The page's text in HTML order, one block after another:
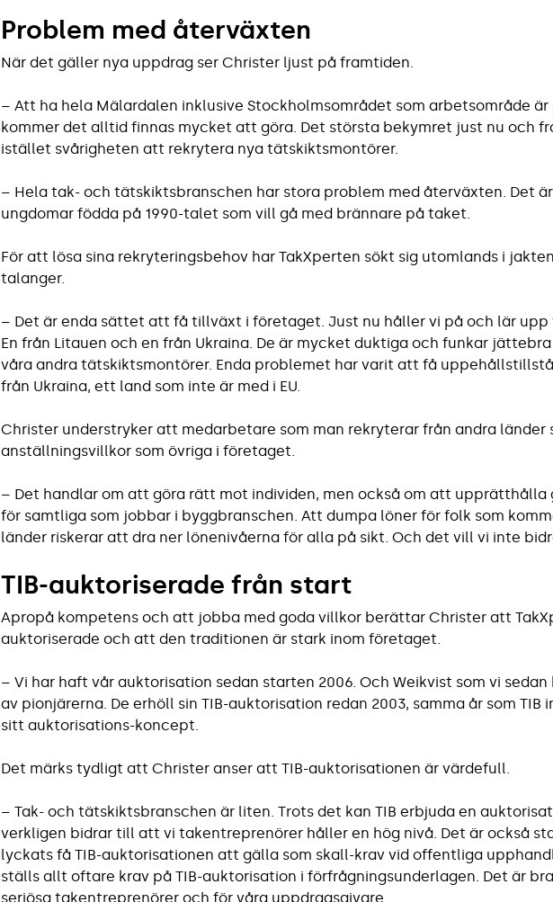
Problem med återväxten
När det gäller nya uppdrag ser Christer ljust på framtiden.
– Att ha hela Mälardalen inklusive Stockholmsområdet som arbetsområde
kommer det alltid finnas mycket att göra. Det största bekymret just nu och
istället svårigheten att rekrytera nya tätskiktsmontörer.
– Hela tak- och tätskiktsbranschen har stora problem med återväxten. Det
ungdomar födda på 1990-talet som vill gå med brännare på taket.
För att lösa sina rekryteringsbehov har TakXperten sökt sig utomlands i
talanger.
– Det är enda sättet att få tillväxt i företaget. Just nu håller vi på och lär upp
En från Litauen och en från Ukraina. De är mycket duktiga och funkar
våra andra tätskiktsmontörer. Enda problemet har varit att få
från Ukraina, ett land som inte är med i EU.
Christer understryker att medarbetare som man rekryterar från andra länder
anställningsvillkor som övriga i företaget.
– Det handlar om att göra rätt mot individen, men också om att upprätthålla
för samtliga som jobbar i byggbranschen. Att dumpa löner för folk som
länder riskerar att dra ner lönenivåerna för alla på sikt. Och det vill vi inte
TIB-auktoriserade från start
Apropå kompetens och att jobba med goda villkor berättar Christer att
auktoriserade och att den traditionen är stark inom företaget.
– Vi har haft vår auktorisation sedan starten 2006. Och Weikvist som vi
av pionjärerna. De erhöll sin TIB-auktorisation redan 2003, samma år som TIB
sitt auktorisations-koncept.
Det märks tydligt att Christer anser att TIB-auktorisationen är värdefull.
– Tak- och tätskiktsbranschen är liten. Trots det kan TIB erbjuda en
verkligen bidrar till att vi takentreprenörer håller en hög nivå. Det är också
lyckats få TIB-auktorisationen att gälla som skall-krav vid offentliga
ställs allt oftare krav på TIB-auktorisation i förfrågningsunderlagen. Det är
seriösa takentreprenörer och för våra uppdragsgivare.